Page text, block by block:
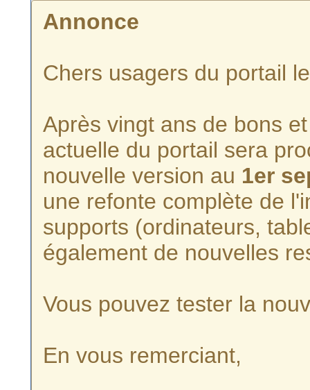
Annonce
Chers usagers du portail
Après vingt ans de bons
actuelle du portail sera
nouvelle version au 1er
une refonte complète de
supports (ordinateurs,
également de nouvelles
Vous pouvez tester la
En vous remerciant,